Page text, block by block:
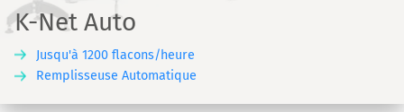
K-Net Auto
Jusqu'à 1200 flacons/heure
Remplisseuse Automatique